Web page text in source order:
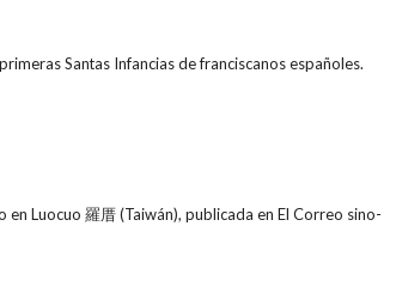
Santas Infancias de franciscanos españoles.
Luocuo 羅厝 (Taiwán), publicada en El Correo sino-